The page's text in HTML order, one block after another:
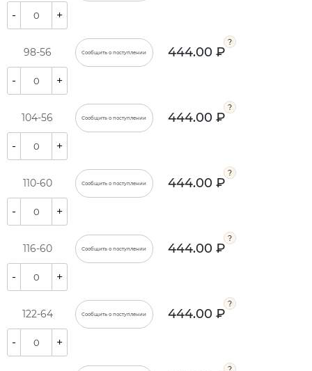
- +
98-56 Сообщить о поступлении 444.00 ₽
- +
104-56 Сообщить о поступлении 444.00 ₽
- +
110-60 Сообщить о поступлении 444.00 ₽
- +
116-60 Сообщить о поступлении 444.00 ₽
- +
122-64 Сообщить о поступлении 444.00 ₽
- +